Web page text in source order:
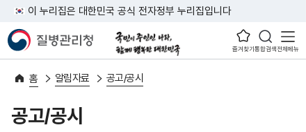
이 누리집은 대한민국 공식 전자정부 누리집입니다
즐겨찾기통합검색전체메뉴
홈 알림자료 공고/공시
공고/공시